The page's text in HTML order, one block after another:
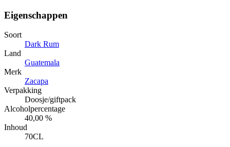
Eigenschappen
Soort
Dark Rum
Land
Guatemala
Merk
Zacapa
Verpakking
Doosje/giftpack
Alcoholpercentage
40,00 %
Inhoud
70CL